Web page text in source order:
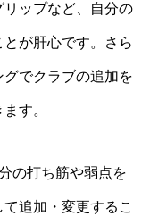
ップなど、自分の
が肝心です。さら
でクラブの追加を
す。
の打ち筋や弱点を
追加・変更するこ